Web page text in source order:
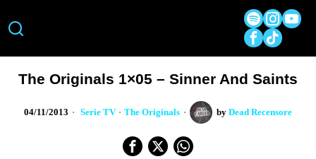
The Originals 1×05 – Sinner And Saints
04/11/2013 Serie TV · The Originals by Dead Recensore